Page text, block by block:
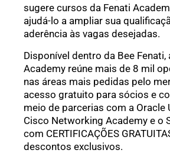
sugere cursos da Fenati
ajudá-lo a ampliar sua
aderência às vagas desejadas.
Disponível dentro da Bee Fenati,
Academy reúne mais de 8 mil
nas áreas mais pedidas pelo
acesso gratuito para sócios e
meio de parcerias com a Oracle
Cisco Networking Academy e o
com CERTIFICAÇÕES
descontos exclusivos.